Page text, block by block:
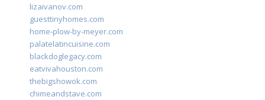
lizaivanov.com
guesttinyhomes.com
home-plow-by-meyer.com
palatelatincuisine.com
blackdoglegacy.com
eatvivahouston.com
thebigshowok.com
chimeandstave.com